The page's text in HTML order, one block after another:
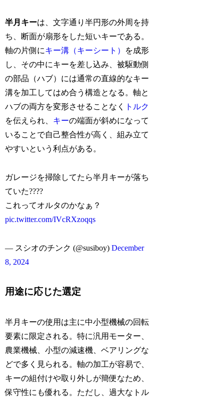
半月キーは、文字通り半円形の外周を持
ち、断面が扇形をした短いキーである。
軸の片側にキー溝（キーシート）
を成形
し、その中にキーを差し込み、被駆動側
の部品（ハブ）には通常の直線的なキー
溝を加工してはめ合う構造となる。軸と
ハブの両方を変形させることなく
トルク
を伝えられ、 キーの端面が斜めになって
いることで自己整合性が高く、組み立て
やすいという利点がある。
ガレージを掃除してたら半月キーが落ち
ていた????
これってオルタのかなぁ？
pic.twitter.com/IVcRXzoqqs
— スシオのチンク (@susiboy)December
8, 2024
用途に応じた選定
半月キーの使用は主に中小型機械の回転
要素に限定される。特に汎用モーター、
農業機械、小型の減速機、ベアリングな
どで多く見られる。軸の加工が容易で、
キーの組付けや取り外しが簡便なため、
保守性にも優れる。ただし、過大なトル